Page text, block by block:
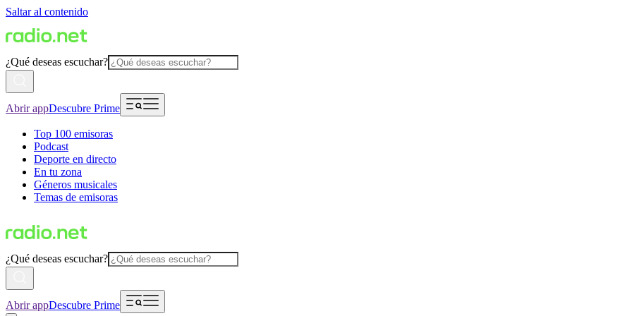
Saltar al contenido
¿Qué deseas escuchar?
Abrir appDescubre Prime
Top 100 emisoras
Podcast
Deporte en directo
En tu zona
Géneros musicales
Temas de emisoras
¿Qué deseas escuchar?
Abrir appDescubre Prime